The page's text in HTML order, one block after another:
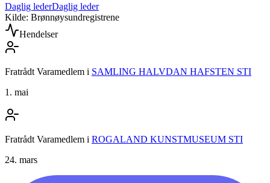
Daglig lederDaglig leder
Kilde: Brønnøysundregistrene
Hendelser
Fratrådt Varamedlem i SAMLING HALVDAN HAFSTEN STI
1. mai
Fratrådt Varamedlem i ROGALAND KUNSTMUSEUM STI
24. mars